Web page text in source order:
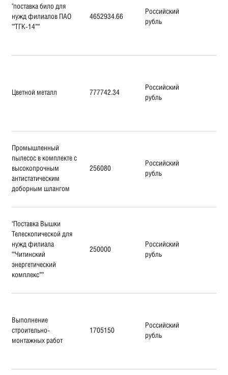
"поставка било для
нужд филиалов ПАО
""ТГК-14"""
4652934.66
Российский
рубль
Цветной металл 777742.34
Российский
рубль
Промышленный
пылесос в комплекте с
высокопрочным
антистатическим
доборным шлангом
256080
Российский
рубль
"Поставка Вышки
Телескопической для
нужд филиала
""Читинский
энергетический
комплекс"""
250000
Российский
рубль
Выполнение
строительно-
монтажных работ
1705150
Российский
рубль